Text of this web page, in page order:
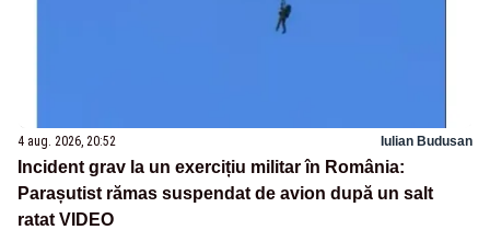
4 aug. 2026, 20:52 Iulian Budusan
Incident grav la un exercițiu militar în România:
Parașutist rămas suspendat de avion după un salt
ratat VIDEO